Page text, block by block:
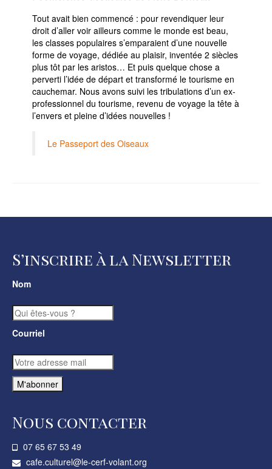
Tout avait bien commencé : pour revendiquer leur
droit d’aller voir ailleurs comme le monde est beau,
les classes populaires s’emparaient d’une nouvelle
forme de voyage, dédiée au plaisir, inventée 2 siècles
plus tôt par les aristos… Et puis quelque chose a
perverti l’idée de départ et transformé le tourisme en
cauchemar. Nous avons suivi les tribulations d’un ex-
professionnel du tourisme, revenu de voyage la tête à
l’envers et pleine d’idées nouvelles !
Le Passeport des Oiseaux
S’inscrire à la Newsletter
Nom
Courriel
Nous contacter
07 65 67 53 49­
cafe.culturel@le-cerf-volant.org